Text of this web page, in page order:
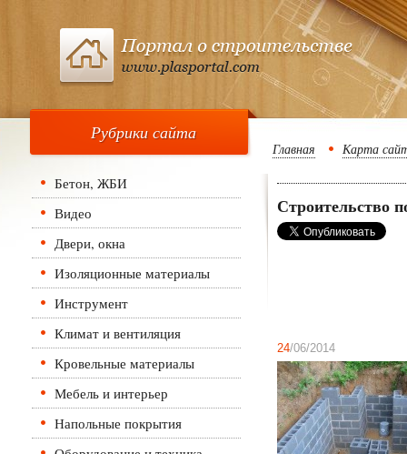
Рубрики сайта
Бетон, ЖБИ
Видео
Двери, окна
Изоляционные материалы
Инструмент
Климат и вентиляция
Кровельные материалы
Мебель и интерьер
Напольные покрытия
Главная Карта
Строительство
24/06/2014